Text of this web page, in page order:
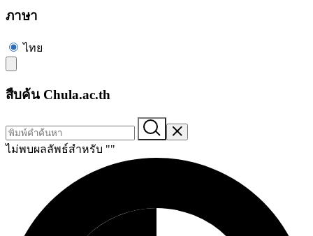
ภาษา
ไทย
สืบค้น Chula.ac.th
ไม่พบผลลัพธ์สำหรับ ""